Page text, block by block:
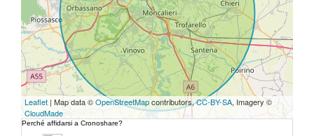
Leaflet | Map data ©OpenStreetMapcontributors,CC-BY-SA, Imagery ©
CloudMade
Perché affidarsi a Cronoshare?